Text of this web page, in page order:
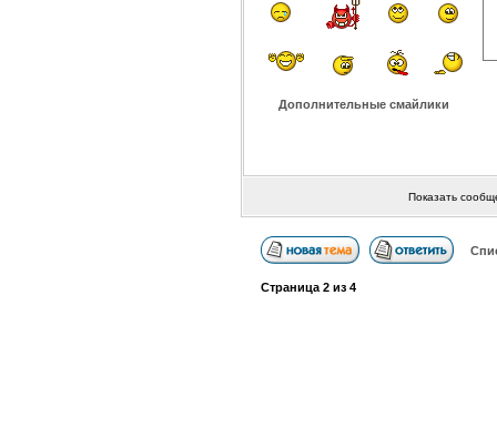
Дополнительные смайлики
Показать
Страница 2из 4